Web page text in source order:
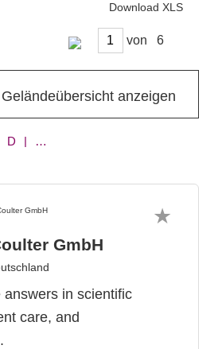
Download XLS
von
anzeigen
| T | V | W | Y | Z
GmbH
answers in scientific
care, and